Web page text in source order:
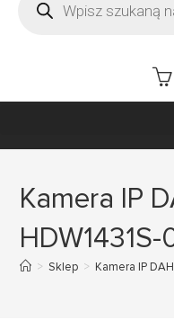
Kamera IP
> Sklep > Kamera IP